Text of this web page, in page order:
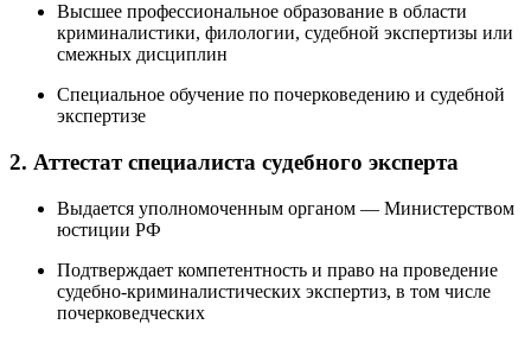
Высшее профессиональное образование в области
криминалистики, филологии, судебной экспертизы или
смежных дисциплин
Специальное обучение по почерковедению и судебной
экспертизе
2. Аттестат специалиста судебного эксперта
Выдается уполномоченным органом — Министерством
юстиции РФ
Подтверждает компетентность и право на проведение
судебно-криминалистических экспертиз, в том числе
почерковедческих